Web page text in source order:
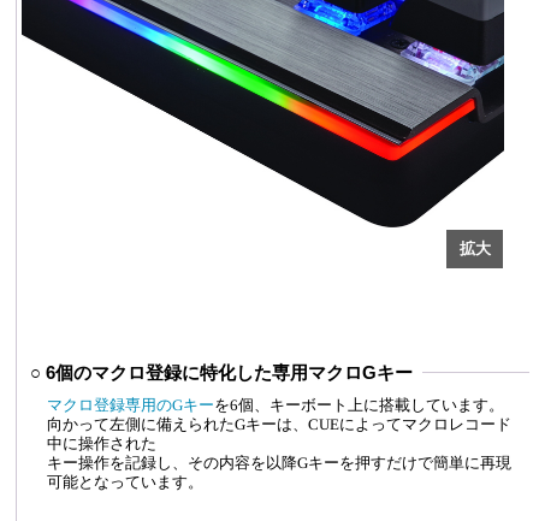
○ 6個のマクロ登録に特化した専用マクロGキー
マクロ登録専用のGキーを6個、キーボート上に搭載しています。
向かって左側に備えられたGキーは、CUEによってマクロレコード
中に操作された
キー操作を記録し、その内容を以降Gキーを押すだけで簡単に再現
可能となっています。